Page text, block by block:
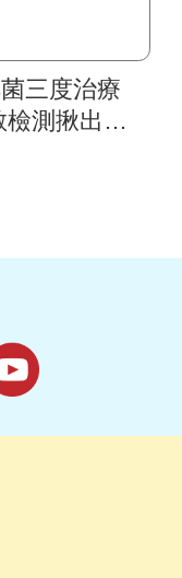
三度治療
測揪出抗